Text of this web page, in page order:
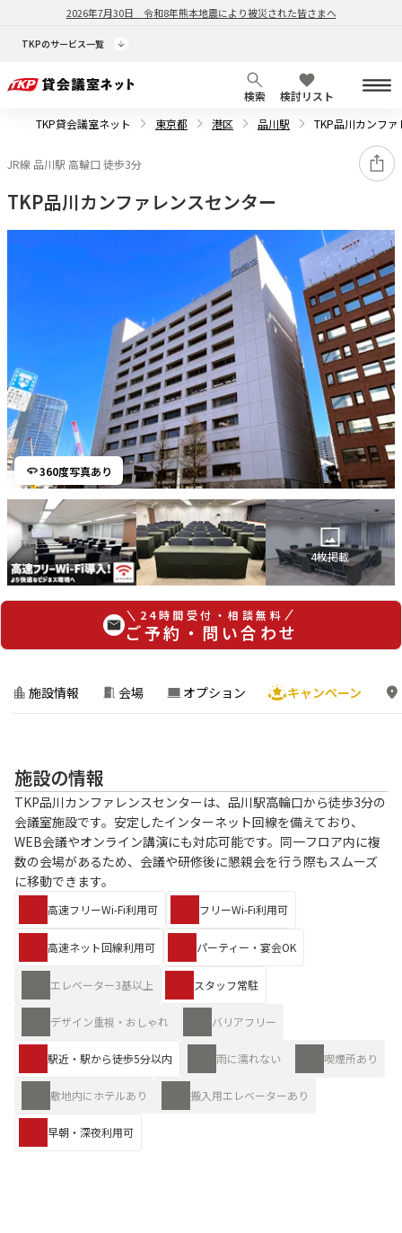
2026年7月30日 令和8年熊本地震により被災された皆さまへ
TKPのサービス一覧
検索
検討リスト
TKP貸会議室ネット
東京都 港区 品川駅 TKP品川カンフ
TKP品川カンファレンスセンター
JR線 品川駅 高輪口 徒歩3分
360度写真あり
4枚掲載
24時間受付・相談無料
ご予約・問い合わせ
施設情報 会場 オプション キャンペーン
施設の情報
TKP品川カンファレンスセンターは、品川駅高輪口から徒歩3分の
会議室施設です。安定したインターネット回線を備えており、
WEB会議やオンライン講演にも対応可能です。同一フロア内に複
数の会場があるため、会議や研修後に懇親会を行う際もスムーズ
に移動できます。
高速フリーWi-Fi利用可 フリーWi-Fi利用可
高速ネット回線利用可 パーティー・宴会OK
エレベーター3基以上 スタッフ常駐
デザイン重視・おしゃれ バリアフリー
駅近・駅から徒歩5分以内 雨に濡れない 喫煙所あり
敷地内にホテルあり 搬入用エレベーターあり
早朝・深夜利用可